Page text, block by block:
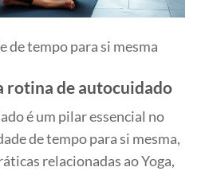
de tempo para si mesma
rotina de autocuidado
é um pilar essencial no
de tempo para si mesma,
relacionadas ao Yoga,